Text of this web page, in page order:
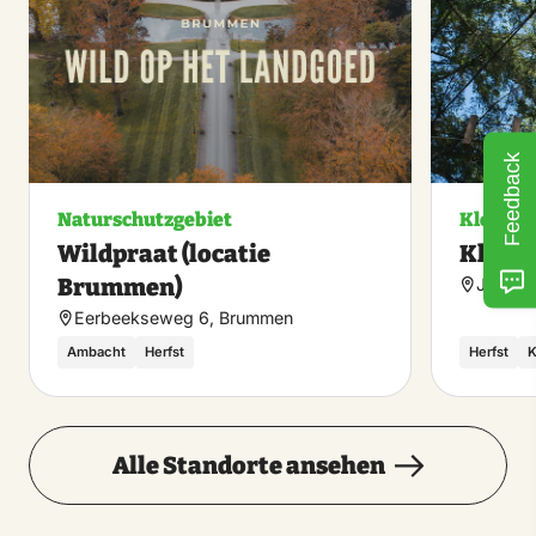
Naturschutzgebiet
Wildpraat (locatie
Brummen)
Eerbeekseweg 6, Brummen
Ambacht Herfst
machen
J.C.
Herfst
Alle Standorte ansehen
Feedback